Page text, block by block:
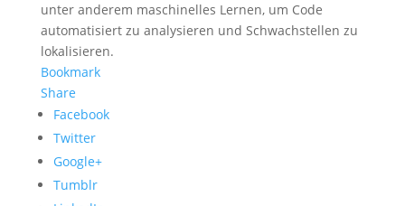
unter anderem maschinelles Lernen, um Code
automatisiert zu analysieren und Schwachstellen zu
lokalisieren.
Bookmark
Share
Facebook
Twitter
Google+
Tumblr